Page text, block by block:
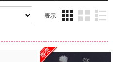
表示
ム
表
示
ム
表
示
ム
表